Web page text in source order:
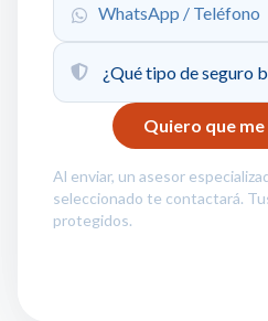
Al enviar, un asesor
seleccionado te contactará.
protegidos.